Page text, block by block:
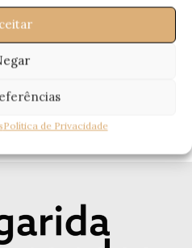
Política de Privacidade
30 de Junho 2026 —
e Reorganização dos